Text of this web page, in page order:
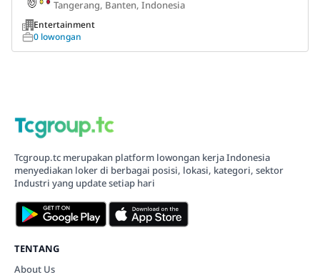
Tangerang, Banten, Indonesia
Entertainment
0 lowongan
Tcgroup.tc merupakan platform lowongan kerja Indonesia
menyediakan loker di berbagai posisi, lokasi, kategori, sektor
Industri yang update setiap hari
TENTANG
About Us